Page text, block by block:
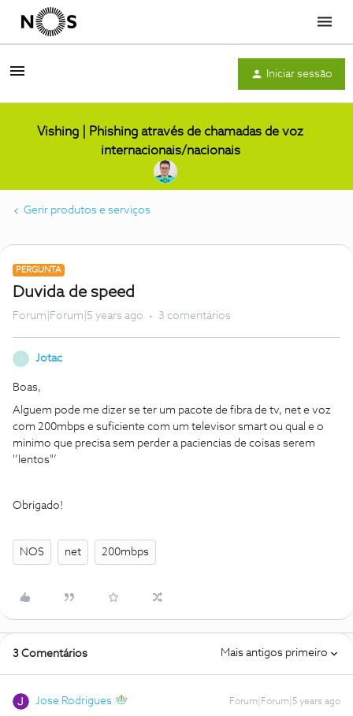
Menu
Iniciar sessão
Vishing | Phishing através de chamadas de voz
internacionais/nacionais
Gerir produtos e serviços
PERGUNTA
Duvida de speed
Forum|Forum|5 years ago 3 comentários
Jotac
Boas,
Alguem pode me dizer se ter um pacote de fibra de tv, net e voz
com 200mbps e suficiente com um televisor smart ou qual e o
minimo que precisa sem perder a paciencias de coisas serem
'’lentos"’
Obrigado!
NOS net 200mbps
3 Comentários Mais antigos primeiro
Jose Rodrigues Forum|Forum|5 years ago